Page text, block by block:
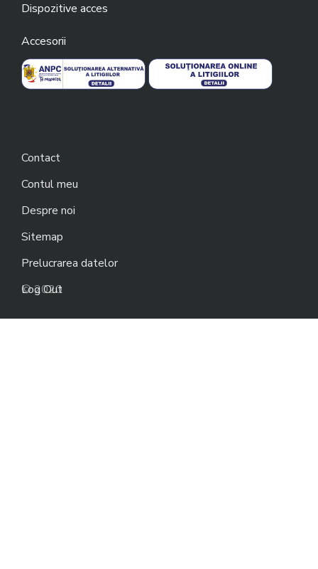
Dispozitive acces
Accesorii
Contact
Contul meu
Despre noi
Sitemap
Prelucrarea datelor
Log Out
© 2020